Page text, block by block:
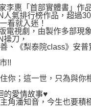
帳號或使用他人資訊註冊。若發
將有權停止該用戶之使用額度
李惠「首部實體書」作
氣排行榜作品，超過
看就入迷！
電視劇，由製作多部現
操刀，
、《梨泰院class》安
!!
你；這一世，只為與你
的愛情故事♥
角潘知音，今生也要積